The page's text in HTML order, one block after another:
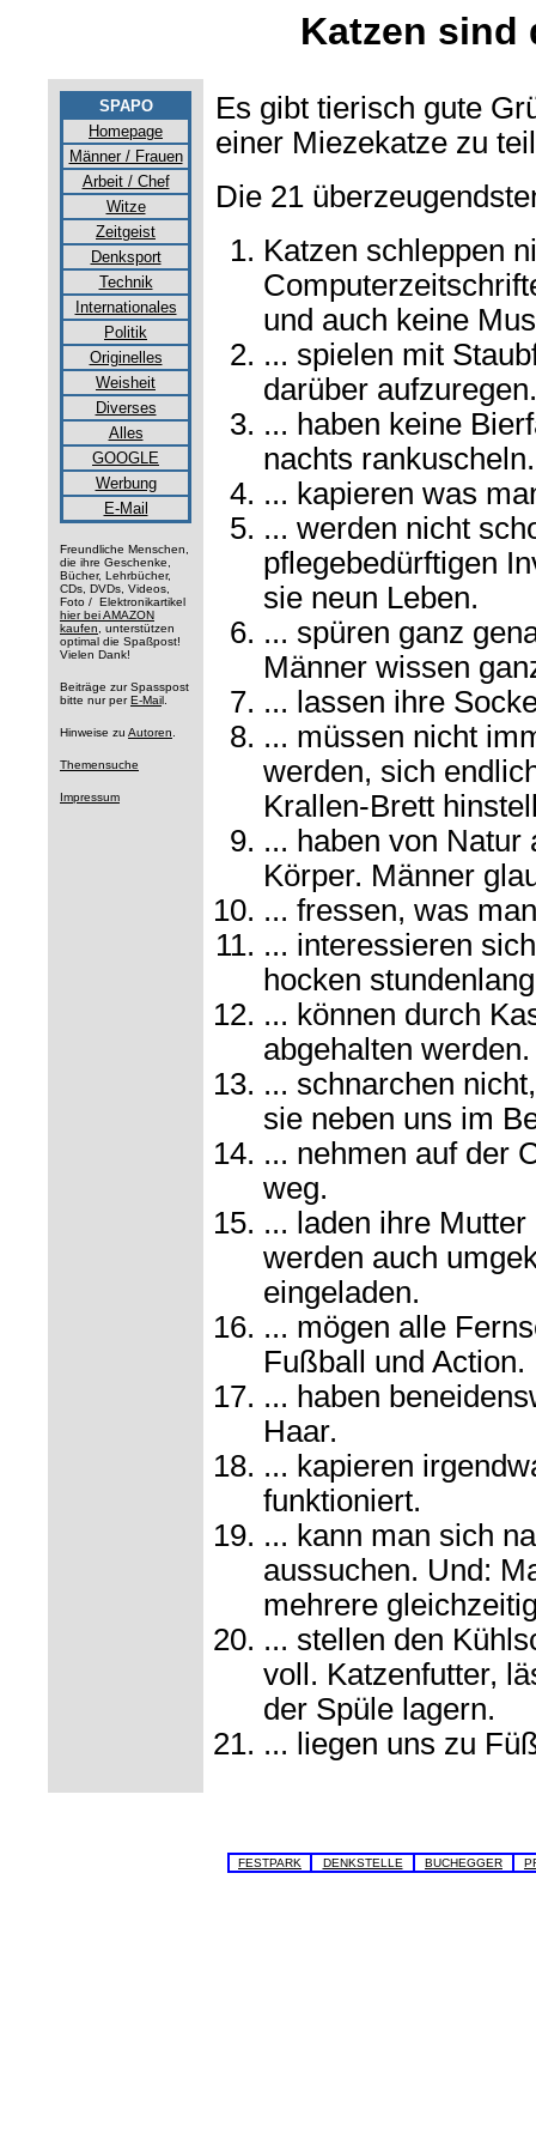
Katzen sind
SPAPO
Homepage
Männer / Frauen
Arbeit / Chef
Witze
Zeitgeist
Denksport
Technik
Internationales
Politik
Originelles
Weisheit
Diverses
Alles
GOOGLE
Werbung
E-Mail
Freundliche Menschen,
die ihre Geschenke,
Bücher, Lehrbücher,
CDs, DVDs, Videos,
Foto / Elektronikartikel
hier bei AMAZON
kaufen, unterstützen
optimal die Spaßpost!
Vielen Dank!
Beiträge zur Spasspost
bitte nur per E-Mai l.
Hinweise zu Autoren.
Themensuche
Impressum
Es gibt tierisch gute
einer Miezekatze zu
Die 21
Katzen schleppen
und auch keine
... spielen mit
darüber aufzuregen.
... haben keine
nachts rankuscheln.
... kapieren was
... werden nicht
pflegebedürftigen
sie neun Leben.
... spüren ganz
Männer wissen
... lassen ihre
... müssen nicht
werden, sich
Krallen-Brett
... haben von Natur
Körper. Männer
... fressen, was
... interessieren
hocken
... können durch
abgehalten werden.
... schnarchen
sie neben uns im
... nehmen auf der
weg.
... laden ihre
werden auch
eingeladen.
... mögen alle
Fußball und Action.
... haben
Haar.
... kapieren
funktioniert.
... kann man sich
aussuchen. Und:
mehrere
... stellen den
voll. Katzenfutter,
der Spüle lagern.
... liegen uns zu
FESTPARK DENKSTELLE BUCHEGGER